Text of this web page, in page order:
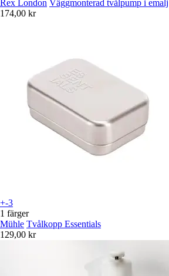
Rex London Väggmonterad tvålpump i emalj
174,00 kr
+-3
1 färger
Mühle Tvålkopp Essentials
129,00 kr